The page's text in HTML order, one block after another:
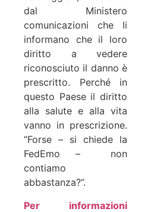
dal Ministero
comunicazioni che li
informano che il loro
diritto a vedere
riconosciuto il danno è
prescritto. Perché in
questo Paese il diritto
alla salute e alla vita
vanno in prescrizione.
“Forse – si chiede la
FedEmo – non
contiamo
abbastanza?”.
Per informazioni